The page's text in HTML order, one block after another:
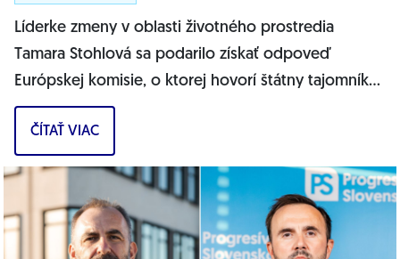
Líderke zmeny v oblasti životného prostredia
Tamara Stohlová sa podarilo získať odpoveď
Európskej komisie, o ktorej hovorí štátny tajomník
MŽP Filip Kuffa. Môžem jednoznačne...
ČÍTAŤ VIAC